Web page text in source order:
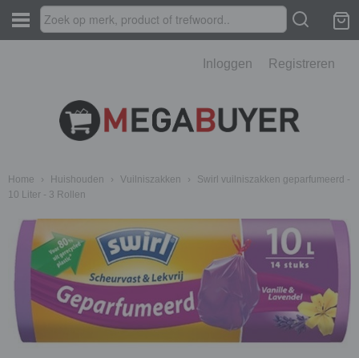
Inloggen Registreren
Home › Huishouden › Vuilniszakken ›
Swirl vuilniszakken geparfumeerd -
10 Liter - 3 Rollen